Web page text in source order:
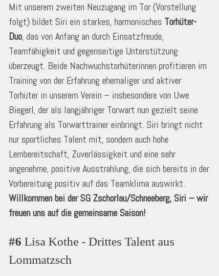
Mit unserem zweiten Neuzugang im Tor (Vorstellung
folgt) bildet Siri ein starkes, harmonisches Torhüter-
Duo, das von Anfang an durch Einsatzfreude,
Teamfähigkeit und gegenseitige Unterstützung
überzeugt. Beide Nachwuchstorhüterinnen profitieren im
Training von der Erfahrung ehemaliger und aktiver
Torhüter in unserem Verein – insbesondere von Uwe
Biegerl, der als langjähriger Torwart nun gezielt seine
Erfahrung als Torwarttrainer einbringt. Siri bringt nicht
nur sportliches Talent mit, sondern auch hohe
Lernbereitschaft, Zuverlässigkeit und eine sehr
angenehme, positive Ausstrahlung, die sich bereits in der
Vorbereitung positiv auf das Teamklima auswirkt.
Willkommen bei der SG Zschorlau/Schneeberg, Siri – wir
freuen uns auf die gemeinsame Saison!
#6 Lisa Kothe - Drittes Talent aus
Lommatzsch